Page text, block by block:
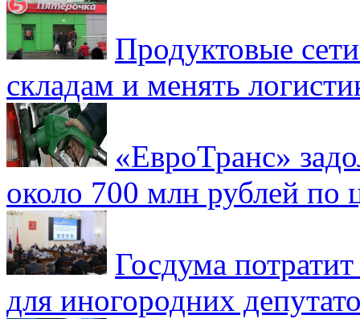
Продуктовые
складам и менять
«ЕвроТранс»
около 700 млн рублей
Госдума
для иногородних